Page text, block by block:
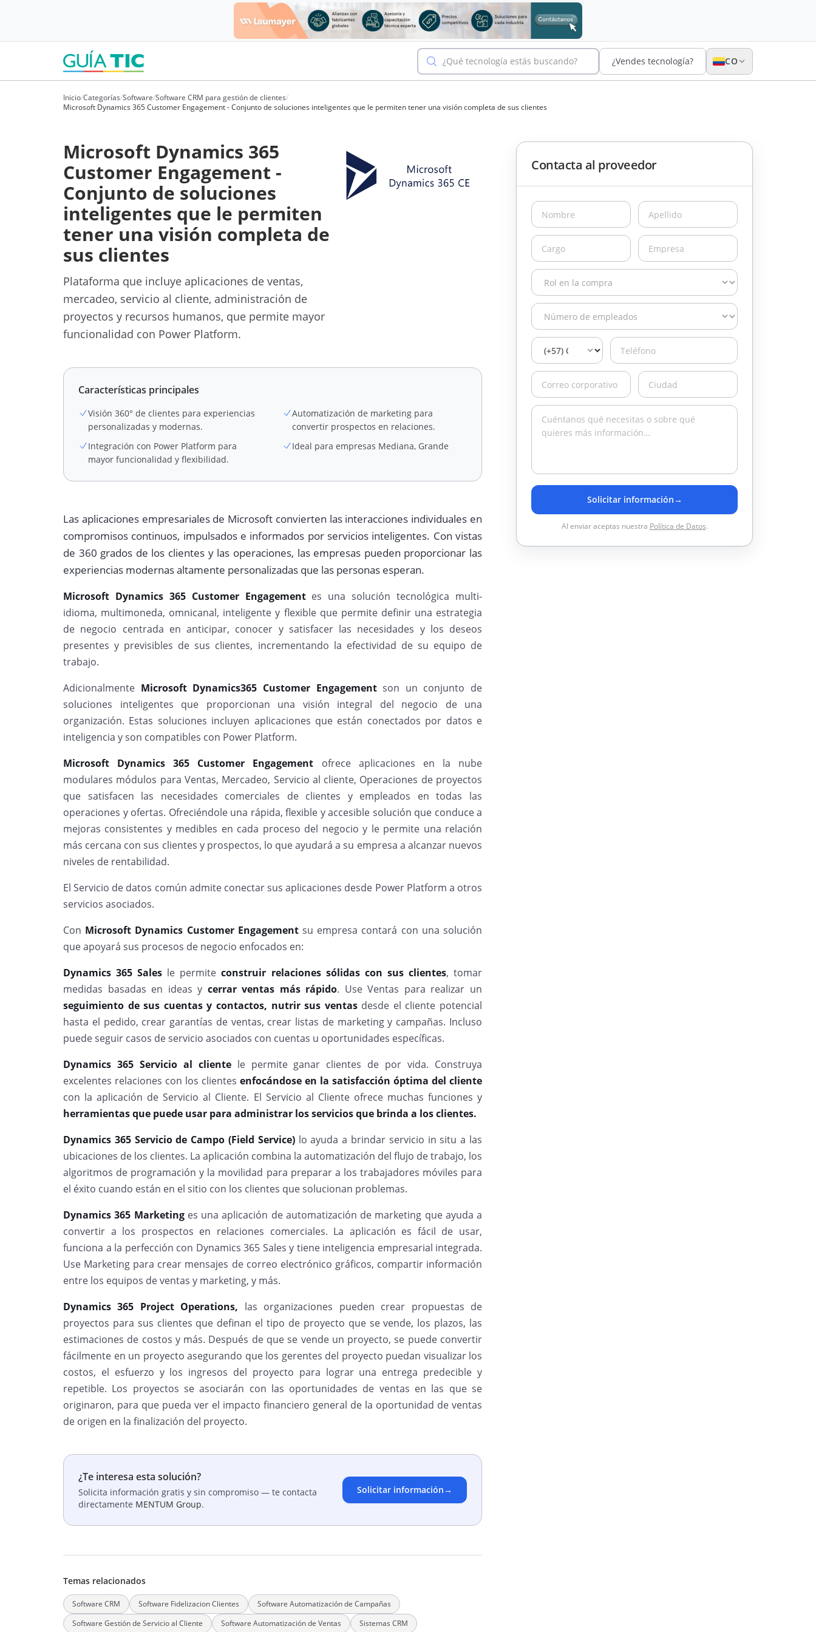
¿Qué tecnología estás buscando? ¿Vendes tecnología? CO
Inicio/Categorías/Software/Software CRM para gestión de clientes/
Microsoft Dynamics 365 Customer Engagement - Conjunto de soluciones inteligentes que le permiten tener una visión completa de sus clientes
Microsoft Dynamics 365
Customer Engagement -
Conjunto de soluciones
inteligentes que le permiten
tener una visión completa de
sus clientes
Plataforma que incluye aplicaciones de ventas,
mercadeo, servicio al cliente, administración de
proyectos y recursos humanos, que permite mayor
funcionalidad con Power Platform.
Características principales
Visión 360° de clientes para experiencias
personalizadas y modernas.
Automatización de marketing para
convertir prospectos en relaciones.
Integración con Power Platform para
mayor funcionalidad y flexibilidad.
Ideal para empresas Mediana, Grande
Las aplicaciones empresariales de Microsoft convierten las interacciones individuales en
compromisos continuos, impulsados e informados por servicios inteligentes. Con vistas
de 360 grados de los clientes y las operaciones, las empresas pueden proporcionar las
experiencias modernas altamente personalizadas que las personas esperan.
Microsoft Dynamics 365 Customer Engagement es una solución tecnológica multi-
idioma, multimoneda, omnicanal, inteligente y flexible que permite definir una estrategia
de negocio centrada en anticipar, conocer y satisfacer las necesidades y los deseos
presentes y previsibles de sus clientes, incrementando la efectividad de su equipo de
trabajo.
Adicionalmente Microsoft Dynamics365 Customer Engagementson un conjunto de
soluciones inteligentes que proporcionan una visión integral del negocio de una
organización. Estas soluciones incluyen aplicaciones que están conectados por datos e
inteligencia y son compatibles con Power Platform.
Microsoft Dynamics 365 Customer Engagement ofrece aplicaciones en la nube
modulares módulos para Ventas, Mercadeo, Servicio al cliente, Operaciones de proyectos
que satisfacen las necesidades comerciales de clientes y empleados en todas las
operaciones y ofertas. Ofreciéndole una rápida, flexible y accesible solución que conduce a
mejoras consistentes y medibles en cada proceso del negocio y le permite una relación
más cercana con sus clientes y prospectos, lo que ayudará a su empresa a alcanzar nuevos
niveles de rentabilidad.
El Servicio de datos común admite conectar sus aplicaciones desde Power Platform a otros
servicios asociados.
Con Microsoft Dynamics Customer Engagementsu empresa contará con una solución
que apoyará sus procesos de negocio enfocados en:
Dynamics 365 Sales le permiteconstruir relaciones sólidas con sus clientes, tomar
medidas basadas en ideas y cerrar ventas más rápido. Use Ventas para realizar un
seguimiento de sus cuentas y contactos, nutrir sus ventasdesde el cliente potencial
hasta el pedido, crear garantías de ventas, crear listas de marketing y campañas. Incluso
puede seguir casos de servicio asociados con cuentas u oportunidades específicas.
Dynamics 365 Servicio al clientele permite ganar clientes de por vida. Construya
excelentes relaciones con los clientes enfocándose en la satisfacción óptima del cliente
con la aplicación de Servicio al Cliente. El Servicio al Cliente ofrece muchas funciones y
herramientas que puede usar para administrar los servicios que brinda a los clientes.
Dynamics 365 Servicio de Campo (Field Service)lo ayuda a brindar servicio in situ a las
ubicaciones de los clientes. La aplicación combina la automatización del flujo de trabajo, los
algoritmos de programación y la movilidad para preparar a los trabajadores móviles para
el éxito cuando están en el sitio con los clientes que solucionan problemas.
Dynamics 365 Marketinges una aplicación de automatización de marketing que ayuda a
convertir a los prospectos en relaciones comerciales. La aplicación es fácil de usar,
funciona a la perfección con Dynamics 365 Sales y tiene inteligencia empresarial integrada.
Use Marketing para crear mensajes de correo electrónico gráficos, compartir información
entre los equipos de ventas y marketing, y más.
Dynamics 365 Project Operations, las organizaciones pueden crear propuestas de
proyectos para sus clientes que definan el tipo de proyecto que se vende, los plazos, las
estimaciones de costos y más. Después de que se vende un proyecto, se puede convertir
fácilmente en un proyecto asegurando que los gerentes del proyecto puedan visualizar los
costos, el esfuerzo y los ingresos del proyecto para lograr una entrega predecible y
repetible. Los proyectos se asociarán con las oportunidades de ventas en las que se
originaron, para que pueda ver el impacto financiero general de la oportunidad de ventas
de origen en la finalización del proyecto.
¿Te interesa esta solución?
Solicita información gratis y sin compromiso — te contacta
directamente MENTUM Group.
Solicitar información→
Temas relacionados
Software CRM Software Fidelizacion Clientes
Software Automatización de Campañas
Software Gestión de Servicio al Cliente
Software Automatización de Ventas Sistemas CRM
Contacta al proveedor
Solicitar información→
Al enviar aceptas nuestra Política de Datos.